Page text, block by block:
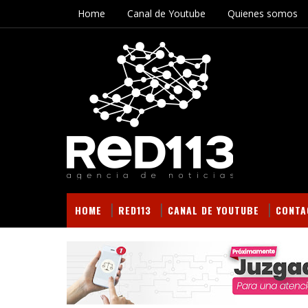
Home Canal de Youtube Quienes somos
HOME RED113 CANAL DE YOUTUBE